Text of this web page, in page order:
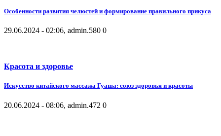
Особенности развития челюстей и формирование правильного прикуса
29.06.2024 - 02:06, admin.580 0
Красота и здоровье
Искусство китайского массажа Гуаша: союз здоровья и красоты
20.06.2024 - 08:06, admin.472 0